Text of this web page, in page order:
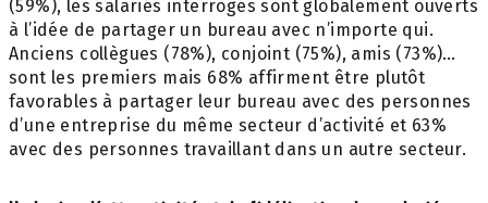
(59%), les salariés interrogés sont globalement ouverts
à l’idée de partager un bureau avec n’importe qui.
Anciens collègues (78%), conjoint (75%), amis (73%)…
sont les premiers mais 68% affirment être plutôt
favorables à partager leur bureau avec des personnes
d’une entreprise du même secteur d’activité et 63%
avec des personnes travaillant dans un autre secteur.